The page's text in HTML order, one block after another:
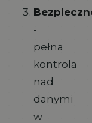
-
pełna
kontrola
nad
danymi
w